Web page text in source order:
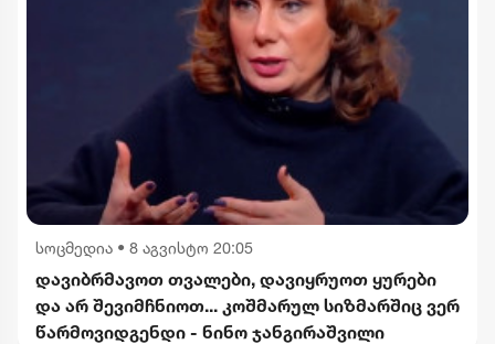
სოცმედია • 8 აგვისტო 20:05
დავიბრმავოთ თვალები, დავიყრუოთ ყურები
და არ შევიმჩნიოთ... კოშმარულ სიზმარშიც ვერ
წარმოვიდგენდი - ნინო ჯანგირაშვილი